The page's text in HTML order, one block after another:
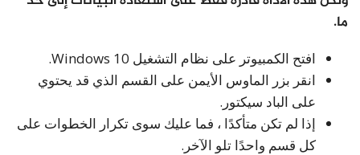
ما.
افتح الكمبيوتر على نظام التشغيل Windows 10.
انقر بزر الماوس الأيمن على القسم الذي قد يحتوي
على الباد سيكتور.
إذا لم تكن متأكدًا ، فما عليك سوى تكرار الخطوات على
كل قسم واحدًا تلو الآخر.